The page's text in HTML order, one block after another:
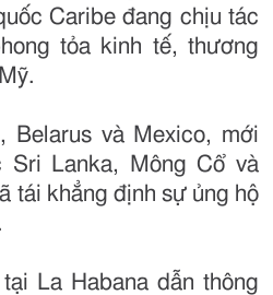
Caribe đang chịu tác
tỏa kinh tế, thương
Belarus và Mexico, mới
Sri Lanka, Mông Cổ và
tái khẳng định sự ủng hộ
La Habana dẫn thông